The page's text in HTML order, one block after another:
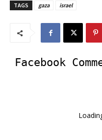
TAGS gaza israel
Facebook